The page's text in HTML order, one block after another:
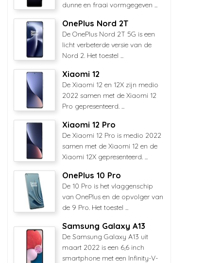
dunne en fraai vormgegeven ...
OnePlus Nord 2T
De OnePlus Nord 2T 5G is een
licht verbeterde versie van de
Nord 2. Het toestel ...
Xiaomi 12
De Xiaomi 12 en 12X zijn medio
2022 samen met de Xiaomi 12
Pro gepresenteerd. ...
Xiaomi 12 Pro
De Xiaomi 12 Pro is medio 2022
samen met de Xiaomi 12 en de
Xiaomi 12X gepresenteerd. ...
OnePlus 10 Pro
De 10 Pro is het vlaggenschip
van OnePlus en de opvolger van
de 9 Pro. Het toestel ...
Samsung Galaxy A13
De Samsung Galaxy A13 uit
maart 2022 is een 6,6 inch
smartphone met een Infinity-V-